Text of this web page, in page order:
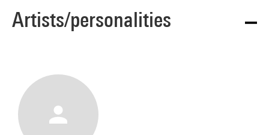
Artists/personalities